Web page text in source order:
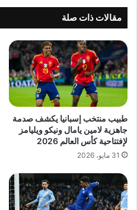
مقالات ذات صلة
طبيب منتخب إسبانيا يكشف صدمة
جاهزية لامين يامال ونيكو ويليامز
لإفتتاحية كأس العالم 2026
31 مايو، 2026